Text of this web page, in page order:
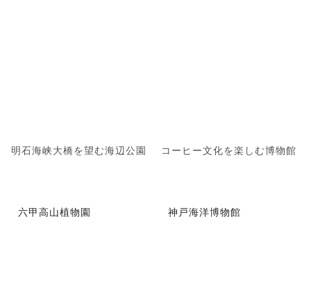
明石海峡大橋を望む海辺公園 コーヒー文化を楽しむ博物館
六甲高山植物園 神戸海洋博物館